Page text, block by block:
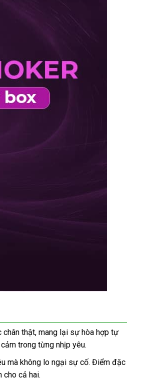
thật, mang lại sự hòa hợp tự
trong từng nhịp yêu.
mà không lo ngại sự cố. Điểm đặc
cho cả hai.